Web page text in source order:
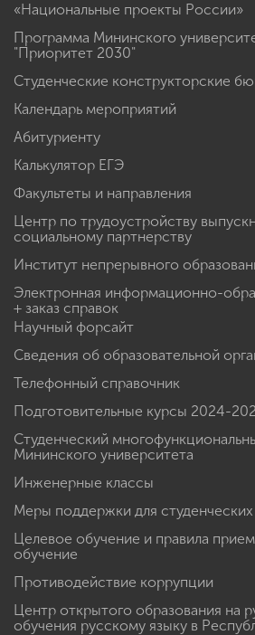
«Национальные проекты России»
Программа Мининского
"Приоритет 2030"
Студенческие конструкторские
Календарь мероприятий
Абитуриенту
Калькулятор ЕГЭ
Факультеты и направления
Центр по трудоустройству
социальному партнерству
Институт непрерывного
Электронная информационно-
+ заказ справок
Научный форсайт
Сведения об образовательной
Телефонный справочник
Подготовительные курсы 2024-
Студенческий
Мининского университета
Инженерные классы
Меры поддержки для
Целевое обучение и правила
обучение
Противодействие коррупции
Центр открытого образования на
обучения русскому языку в